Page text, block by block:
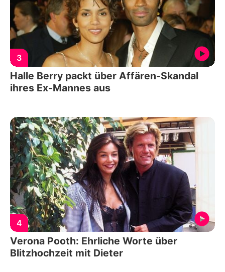
3
Halle Berry packt über Affären-Skandal
ihres Ex-Mannes aus
4
Verona Pooth: Ehrliche Worte über
Blitzhochzeit mit Dieter